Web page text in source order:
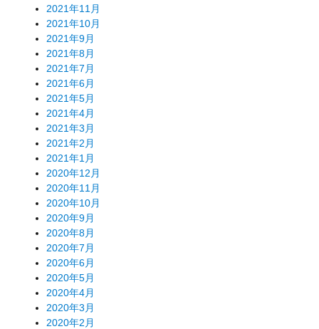
2021年11月
2021年10月
2021年9月
2021年8月
2021年7月
2021年6月
2021年5月
2021年4月
2021年3月
2021年2月
2021年1月
2020年12月
2020年11月
2020年10月
2020年9月
2020年8月
2020年7月
2020年6月
2020年5月
2020年4月
2020年3月
2020年2月